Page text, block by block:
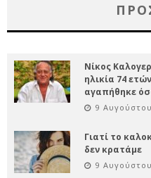
Νίκος
ηλικία 74
αγαπήθηκε
9
Γιατί το
δεν κρατάμε
9